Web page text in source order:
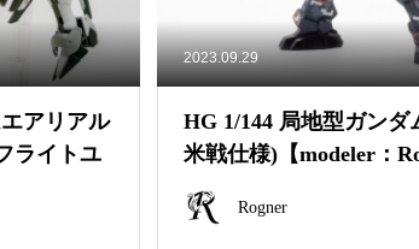
アリアル
ライトユ
】
2023.09.29
HG 1/144 局地型ガンダ
米戦仕様)【modeler：
r】
Rogner